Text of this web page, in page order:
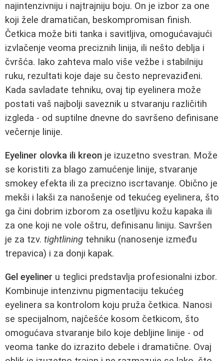
najintenzivniju i najtrajniju boju. On je izbor za one
koji žele dramatičan, beskompromisan finish.
Četkica može biti tanka i savitljiva, omogućavajući
izvlačenje veoma preciznih linija, ili nešto deblja i
čvršća. Iako zahteva malo više vežbe i stabilniju
ruku, rezultati koje daje su često neprevaziđeni.
Kada savladate tehniku, ovaj tip eyelinera može
postati vaš najbolji saveznik u stvaranju različitih
izgleda - od suptilne dnevne do savršeno definisane
večernje linije.
Eyeliner olovka ili kreon je izuzetno svestran. Može
se koristiti za blago zamućenje linije, stvaranje
smokey efekta ili za precizno iscrtavanje. Obično je
mekši i lakši za nanošenje od tekućeg eyelinera, što
ga čini dobrim izborom za osetljivu kožu kapaka ili
za one koji ne vole oštru, definisanu liniju. Savršen
je za tzv. tightlining tehniku (nanosenje između
trepavica) i za donji kapak.
Gel eyeliner u teglici predstavlja profesionalni izbor.
Kombinuje intenzivnu pigmentaciju tekućeg
eyelinera sa kontrolom koju pruža četkica. Nanosi
se specijalnom, najčešće kosom četkicom, što
omogućava stvaranje bilo koje debljine linije - od
veoma tanke do izrazito debele i dramatične. Ovaj